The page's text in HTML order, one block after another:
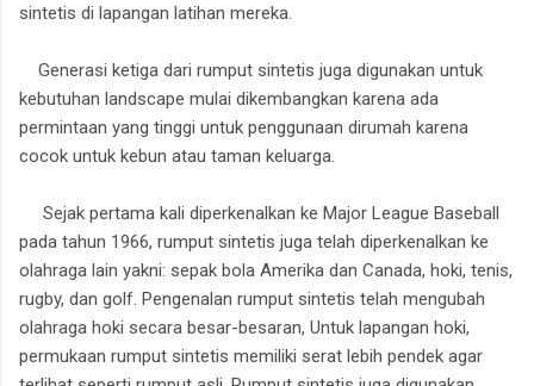
sintetis di lapangan latihan mereka.
Generasi ketiga dari rumput sintetis juga digunakan untuk
kebutuhan landscape mulai dikembangkan karena ada
permintaan yang tinggi untuk penggunaan dirumah karena
cocok untuk kebun atau taman keluarga.
Sejak pertama kali diperkenalkan ke Major League Baseball
pada tahun 1966, rumput sintetis juga telah diperkenalkan ke
olahraga lain yakni: sepak bola Amerika dan Canada, hoki, tenis,
rugby, dan golf. Pengenalan rumput sintetis telah mengubah
olahraga hoki secara besar-besaran, Untuk lapangan hoki,
permukaan rumput sintetis memiliki serat lebih pendek agar